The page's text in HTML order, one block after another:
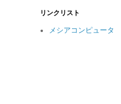
リンクリスト
メシアコンピュータ